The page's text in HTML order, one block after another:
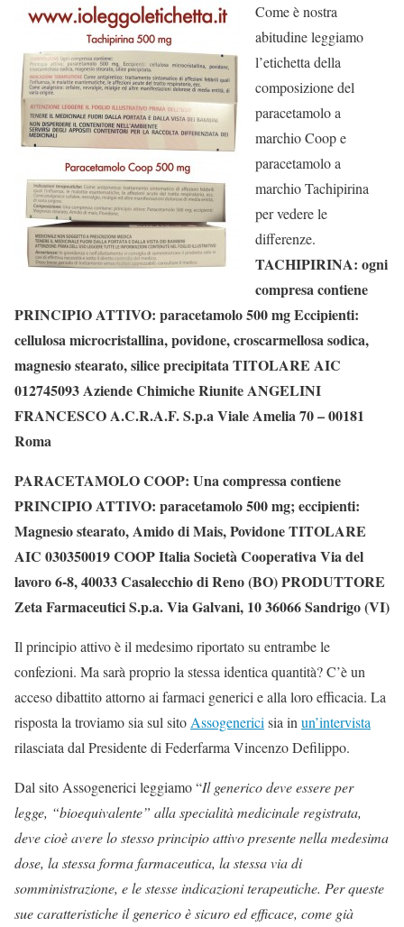
Come è nostra
abitudine leggiamo
l’etichetta della
composizione del
paracetamolo a
marchio Coop e
paracetamolo a
marchio Tachipirina
per vedere le
differenze.
TACHIPIRINA: ogni
compresa contiene
PRINCIPIO ATTIVO: paracetamolo 500 mg Eccipienti:
cellulosa microcristallina, povidone, croscarmellosa sodica,
magnesio stearato, silice precipitata TITOLARE AIC
012745093 Aziende Chimiche Riunite ANGELINI
FRANCESCO A.C.R.A.F. S.p.a Viale Amelia 70 – 00181
Roma
PARACETAMOLO COOP: Una compressa contiene
PRINCIPIO ATTIVO: paracetamolo 500 mg; eccipienti:
Magnesio stearato, Amido di Mais, Povidone TITOLARE
AIC 030350019 COOP Italia Società Cooperativa Via del
lavoro 6-8, 40033 Casalecchio di Reno (BO) PRODUTTORE
Zeta Farmaceutici S.p.a. Via Galvani, 10 36066 Sandrigo (VI)
Il principio attivo è il medesimo riportato su entrambe le
confezioni. Ma sarà proprio la stessa identica quantità? C’è un
acceso dibattito attorno ai farmaci generici e alla loro efficacia. La
risposta la troviamo sia sul sito Assogenerici sia in un’intervista
rilasciata dal Presidente di Federfarma Vincenzo Defilippo.
Dal sito Assogenerici leggiamo “Il generico deve essere per
legge, “bioequivalente” alla specialità medicinale registrata,
deve cioè avere lo stesso principio attivo presente nella medesima
dose, la stessa forma farmaceutica, la stessa via di
somministrazione, e le stesse indicazioni terapeutiche. Per queste
sue caratteristiche il generico è sicuro ed efficace, come già